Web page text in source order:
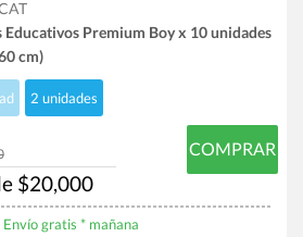
Educativos Premium Boy x 10 unidades
cm)
2 unidades
$20,000
COMPRAR
Envío gratis * mañana